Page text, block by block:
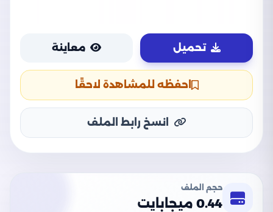
تحميل معاينة
احفظه للمشاهدة لاحقًا
انسخ رابط الملف
حجم الملف
0.44 ميجابايت